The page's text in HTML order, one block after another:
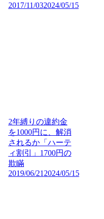
2017/11/032024/05/15
2年縛りの違約金
を1000円に、解消
されるか「ハーテ
ィ割引」1700円の
欺瞞
2019/06/21 2024/05/15